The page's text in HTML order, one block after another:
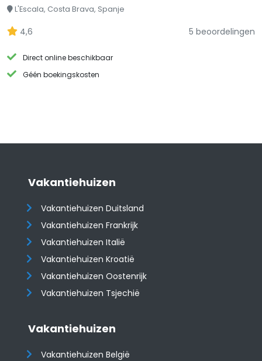
L'Escala, Costa Brava, Spanje
4,6 5 beoordelingen
Direct online beschikbaar
Géén boekingskosten
Vakantiehuizen
Vakantiehuizen Duitsland
Vakantiehuizen Frankrijk
Vakantiehuizen Italië
Vakantiehuizen Kroatië
​​​​​​​Vakantiehuizen Oostenrijk
Vakantiehuizen Tsjechië
Vakantiehuizen
Vakantiehuizen België